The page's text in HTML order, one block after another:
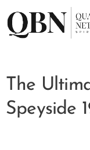
The
Speyside